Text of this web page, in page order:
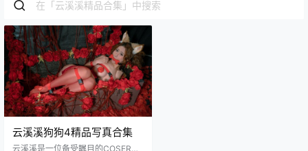
云溪溪狗狗4精品写真合集
云溪溪是一位备受瞩目的COSER，